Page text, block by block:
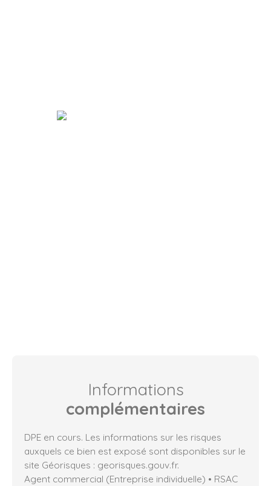
Informations
complémentaires
DPE en cours. Les informations sur les risques
auxquels ce bien est exposé sont disponibles sur le
site Géorisques : georisques.gouv.fr.
Agent commercial (Entreprise individuelle) • RSAC